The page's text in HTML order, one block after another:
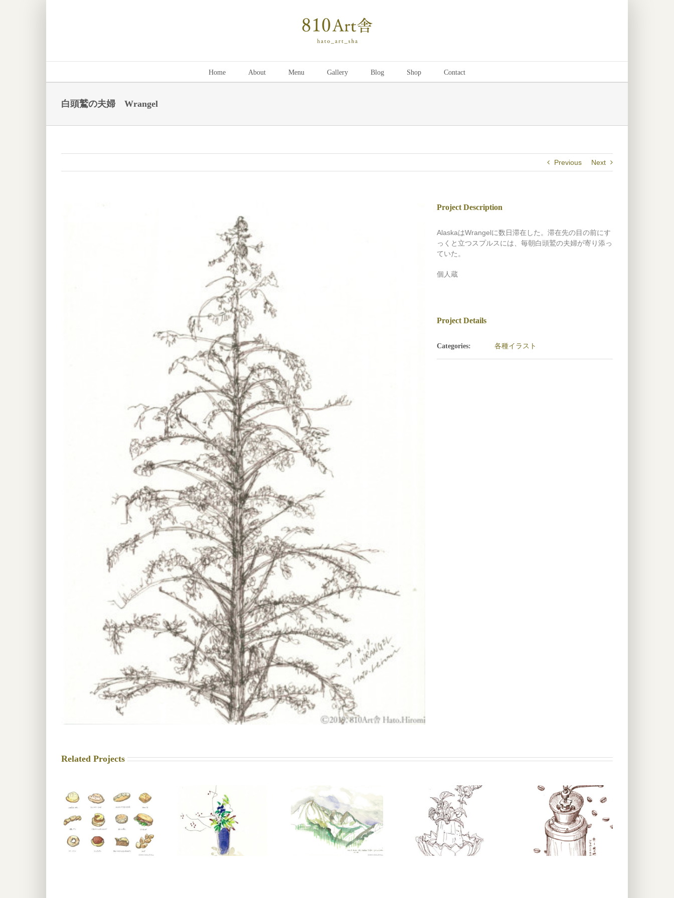
Home About Menu Gallery Blog Shop Contact
白頭鷲の夫婦 Wrangel
Previous Next
Project Description
AlaskaはWrangelに数日滞在した。滞在先の目の前にす
っくと立つスプルスには、毎朝白頭鷲の夫婦が寄り添っ
ていた。
個人蔵
Project Details
Categories: 各種イラスト
Related Projects
生花２〜山口考甫さん
の作品による
Mt_Habor_Sitka さつまいも コーヒーミル
madomado kitchen
2019